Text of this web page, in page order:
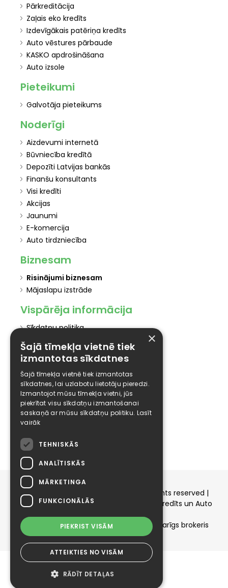
Pārkreditācija
Zaļais eko kredīts
Izdevīgākais patēriņa kredīts
Auto vēstures pārbaude
KASKO apdrošināšana
Auto izsole
Pieteikumi
Galvotāja pieteikums
Noderīgi
Aizdevumi internetā
Būvniecība kredītā
Depozīti Latvijas bankās
Finanšu konsultants
Visi kredīti
Akcijas
Jaunumi
E-komercija
Auto tirdzniecība
Biznesam
Risinājumi biznesam
Mājaslapu izstrāde
Vispārēja informācija
Sīkdatņu politika
Marketinga politika
Pakalpojumu politika
Atteikuma politika
Elīzings
Affiliate
Karjera
Kontakti
Copyright © 2015-2026 elizings.lv | All rights reserved |
elizings - Kredītu salīdzināšana, Patēriņa kredīts un Auto
līzings
SIA ELIZINGS.LV - pilnvaru apjoms - neatkarīgs brokeris
×
Šajā tīmekļa vietnē tiek
izmantotas sīkdatnes
Šajā tīmekļa vietnē tiek izmantotas
sīkdatnes, lai uzlabotu lietotāju pieredzi.
Izmantojot mūsu tīmekļa vietni, jūs
piekrītat visu sīkdatņu izmantošanai
saskaņā ar mūsu sīkdatņu politiku. Lasīt
vairāk
TEHNISKĀS
ANALĪTISKĀS
MĀRKETINGA
FUNKCIONĀLĀS
PIEKRIST VISĀM
ATTEIKTIES NO VISĀM
RĀDĪT DETAĻAS